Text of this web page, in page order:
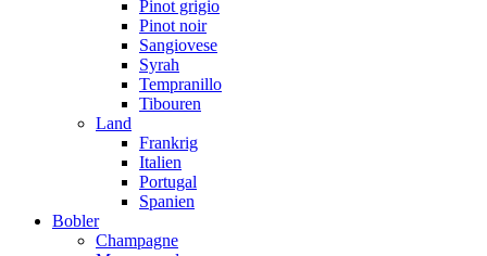
Pinot grigio
Pinot noir
Sangiovese
Syrah
Tempranillo
Tibouren
Land
Frankrig
Italien
Portugal
Spanien
Bobler
Champagne